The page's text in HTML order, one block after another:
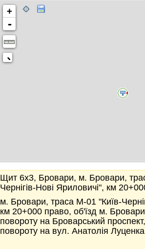
+
-
Щит 6x3, Бровари, м. Бровари,
Чернігів-Нові Яриловичі", км
м. Бровари, траса М-01 "Київ-
км 20+000 право, об'їзд м.
повороту на Броварський
повороту на вул. Анатолія